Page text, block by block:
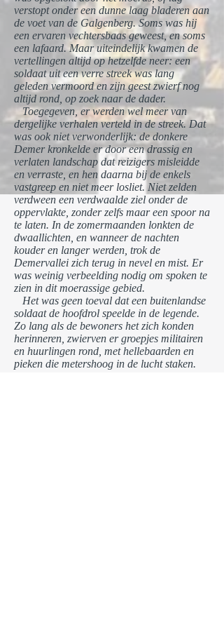
verstopt onder een dunne laag bladeren aan
de voet van de Galgenberg. Soms was hij
een ervaren vechtersbaas geweest, en soms
een lafaard. Maar uiteindelijk kwamen de
vertellingen altijd op hetzelfde neer: een
soldaat uit een verre streek was lang
geleden vermoord en zijn geest zwierf nog
altijd rond, op zoek naar de dader.
Toegegeven, er werden wel meer van
dergelijke verhalen verteld in de streek. Dat
was ook niet verwonderlijk: de donkere
Demer kronkelde er door een drassig en
verlaten landschap dat reizigers misleidde
en verraste, en hen daarna bij de enkels
vastgreep en niet meer losliet. Niet zelden
verdween een verdwaalde ziel onder de
oppervlakte, zonder zelfs maar een spoor na
te laten. In de zomermaanden lonkten de
dwaallichten, en wanneer de nachten
kouder en langer werden, trok de
Demervallei zich terug in nevel en mist. Er
was weinig verbeelding nodig om spoken te
zien in dit moerassige gebied.
Het was geen toeval dat een buitenlandse
soldaat de hoofdrol speelde in de legende.
Zo lang als de bewoners het zich konden
herinneren, zwierven er groepjes militairen
en huurlingen rond, met hellebaarden en
pieken die metershoog in de lucht staken.